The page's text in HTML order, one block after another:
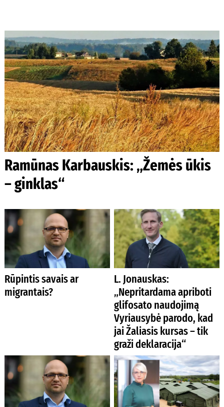
Ramūnas Karbauskis: „Žemės ūkis
– ginklas“
Rūpintis savais ar
migrantais?
L. Jonauskas:
„Nepritardama apriboti
glifosato naudojimą
Vyriausybė parodo, kad
jai Žaliasis kursas – tik
graži deklaracija“